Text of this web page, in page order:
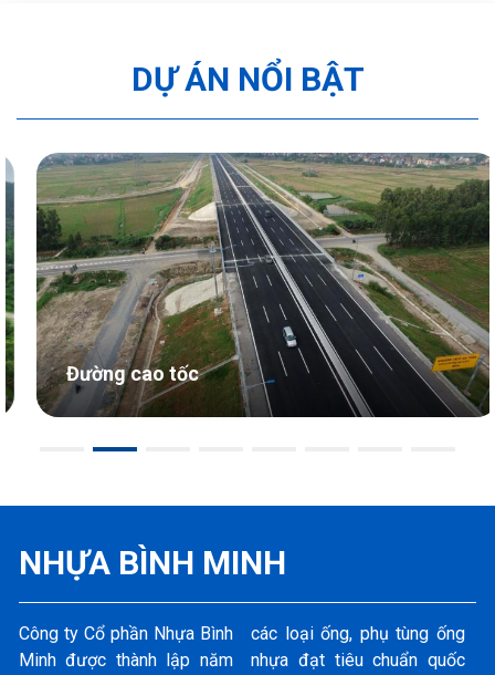
DỰ ÁN NỔI BẬT
Đường cao tốc
NHỰA BÌNH MINH
Công ty Cổ phần Nhựa Bình
Minh được thành lập năm
các loại ống, phụ tùng ống
nhựa đạt tiêu chuẩn quốc
Đặc biệt, các loại ống và
phụ tùng ống nhựa PVC-U,
Leader, an toàn dùng cho